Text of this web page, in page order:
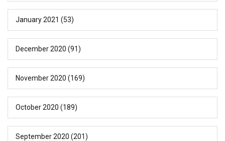
January 2021 (53)
December 2020 (91)
November 2020 (169)
October 2020 (189)
September 2020 (201)